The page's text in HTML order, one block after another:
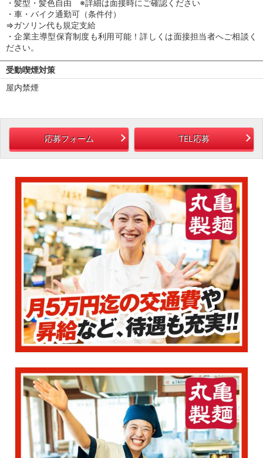
・髪型・髪色自由 ※詳細は面接時にご確認ください
・車・バイク通勤可（条件付）
⇒ガソリン代も規定支給
・企業主導型保育制度も利用可能！詳しくは面接担当者へご相談く
ださい。
受動喫煙対策
屋内禁煙
応募フォーム TEL応募